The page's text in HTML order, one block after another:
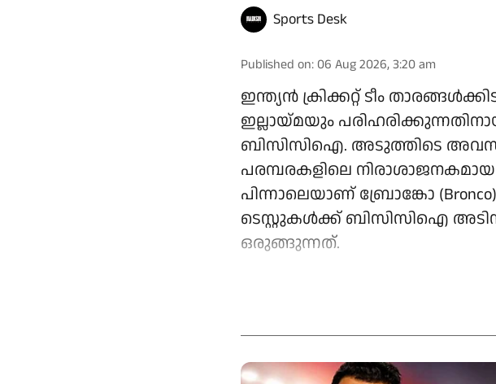
Sports Desk
Published on: 06 Aug 2026, 3:20 am
ഇന്ത്യൻ ക്രിക്കറ്റ് ടീം
ഇല്ലായ്മയും
ബിസിസിഐ. അടുത്തിടെ
പരമ്പരകളിലെ
പിന്നാലെയാണ് ബ്രോങ്കോ
ടെസ്റ്റുകൾക്ക് ബിസിസിഐ
ഒരുങ്ങുന്നത്.